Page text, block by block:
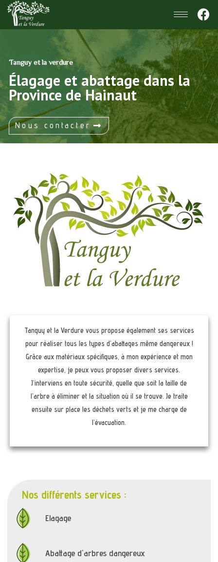
Tanguy et la verdure
Élagage et abattage dans la
Province de Hainaut
Nous contacter
Tanguy et la Verdure vous propose également ses services
pour réaliser tous les types d’abattages même dangereux !
Grâce aux matériaux spécifiques, à mon expérience et mon
expertise, je peux vous proposer divers services.
J’interviens en toute sécurité, quelle que soit la taille de
l’arbre à éliminer et la situation où il se trouve. Je traite
ensuite sur place les déchets verts et je me charge de
l’évacuation.
Nos différents services :
Elagage
Abattage d'arbres dangereux